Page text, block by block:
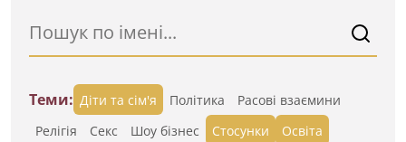
Теми: Діти та сім'я Політика
Расові взаємини
Релігія
Секс Шоу бізнес Стосунки
Освіта